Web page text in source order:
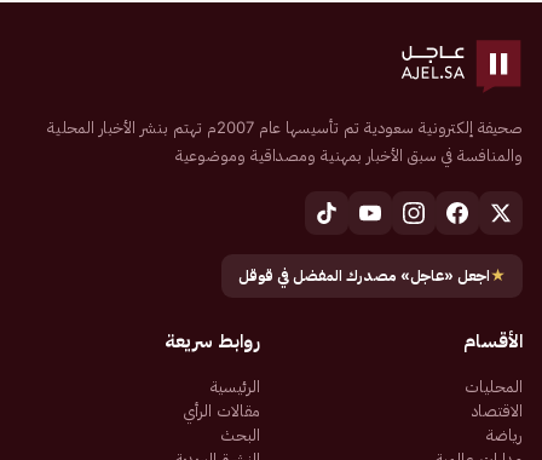
صحيفة إلكترونية سعودية تم تأسيسها عام 2007م تهتم بنشر الأخبار المحلية
والمنافسة في سبق الأخبار بمهنية ومصداقية وموضوعية
★اجعل «عاجل» مصدرك المفضل في قوقل
الأقسام
المحليات
الاقتصاد
رياضة
روابط سريعة
الرئيسية
مقالات الرأي
البحث